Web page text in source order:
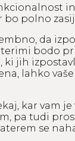
polno
da
bodo
jih
lahko
kar vam
pa tudi
se